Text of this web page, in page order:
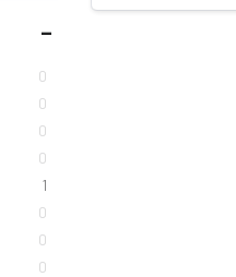
0
0
0
0
1
0
0
0